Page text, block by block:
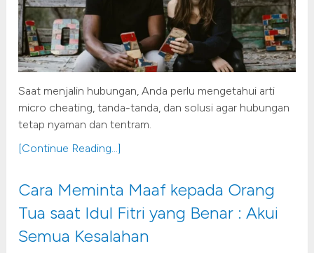
Saat menjalin hubungan, Anda perlu mengetahui arti
micro cheating, tanda-tanda, dan solusi agar hubungan
tetap nyaman dan tentram.
[Continue Reading...]
Cara Meminta Maaf kepada Orang
Tua saat Idul Fitri yang Benar : Akui
Semua Kesalahan